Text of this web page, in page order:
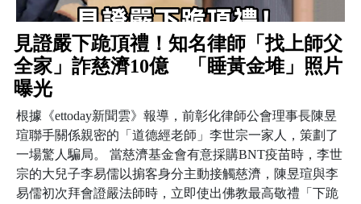
見證嚴下跪頂禮！知名律師「找上師父
全家」詐慈濟10億 「睡黃金堆」照片
曝光
根據《ettoday新聞雲》報導，前彰化律師公會理事長陳昱
瑄聯手關係親密的「道德經老師」李世宗一家人，策劃了
一場驚人騙局。 當慈濟基金會有意採購BNT疫苗時，李世
宗的大兒子李易儒以掮客身分主動接觸慈濟，陳昱瑄與李
易儒初次拜會證嚴法師時，立即使出佛教最高敬禮「下跪